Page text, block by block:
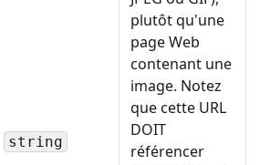
string
plutôt qu'une
page Web
contenant une
image. Notez
que cette URL
DOIT
référencer